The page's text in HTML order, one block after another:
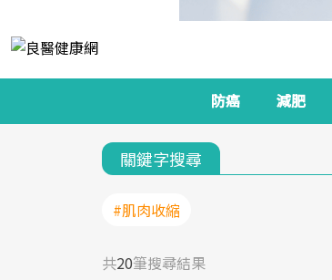
防癌 減肥
關鍵字搜尋
#肌肉收縮
共20筆搜尋結果